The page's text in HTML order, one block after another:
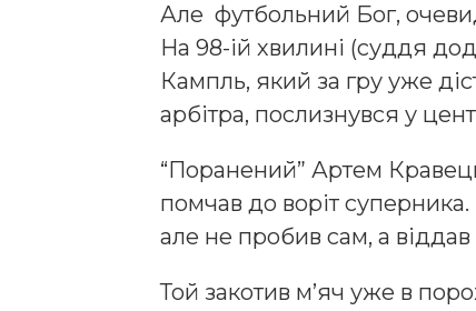
Але футбольний Бог,
На 98-ій хвилині (суддя
Кампль, який за гру уже
арбітра, послизнувся у
“Поранений” Артем
помчав до воріт
але не пробив сам, а
Той закотив м’яч уже в